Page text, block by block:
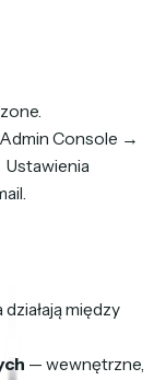
Admin Console →
między
— wewnętrzne,